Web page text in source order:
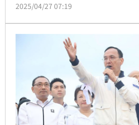
人戴振博、發言人林志潔仍前往新
違反公職人員選舉罷免法刑責規
並分案由專責檢察官依法偵辦中。
2025/04/27 07:19